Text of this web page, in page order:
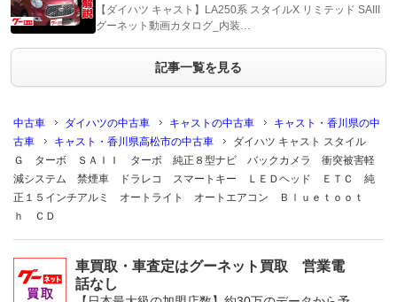
【ダイハツ キャスト】LA250系 スタイルX リミテッド SAIII
グーネット動画カタログ_内装…
記事一覧を見る
中古車 ダイハツの中古車 キャストの中古車
キャスト・香川県の中
古車
キャスト・香川県高松市の中古車
ダイハツ キャスト スタイル
Ｇ ターボ ＳＡＩＩ ターボ 純正８型ナビ バックカメラ 衝突被害軽
減システム 禁煙車 ドラレコ スマートキー ＬＥＤヘッド ＥＴＣ 純
正１５インチアルミ オートライト オートエアコン Ｂｌｕｅｔｏｏｔ
ｈ ＣＤ
車買取・車査定はグーネット買取 営業電
話なし